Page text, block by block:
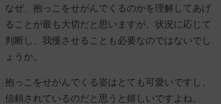
なぜ、抱っこをせがんでくるのかを理解してあげ
ることが最も大切だと思いますが、状況に応じて
判断し、我慢させることも必要なのではないでし
ょうか。
抱っこをせがんでくる姿はとても可愛いですし、
信頼されているのだと思うと嬉しいですよね。